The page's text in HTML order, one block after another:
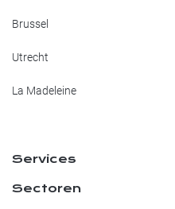
Brussel
Utrecht
La Madeleine
Services
Sectoren